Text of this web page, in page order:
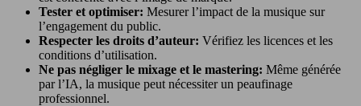
Tester et optimiser: Mesurer l’impact de la musique sur
l’engagement du public.
Respecter les droits d’auteur: Vérifiez les licences et les
conditions d’utilisation.
Ne pas négliger le mixage et le mastering: Même générée
par l’IA, la musique peut nécessiter un peaufinage
professionnel.